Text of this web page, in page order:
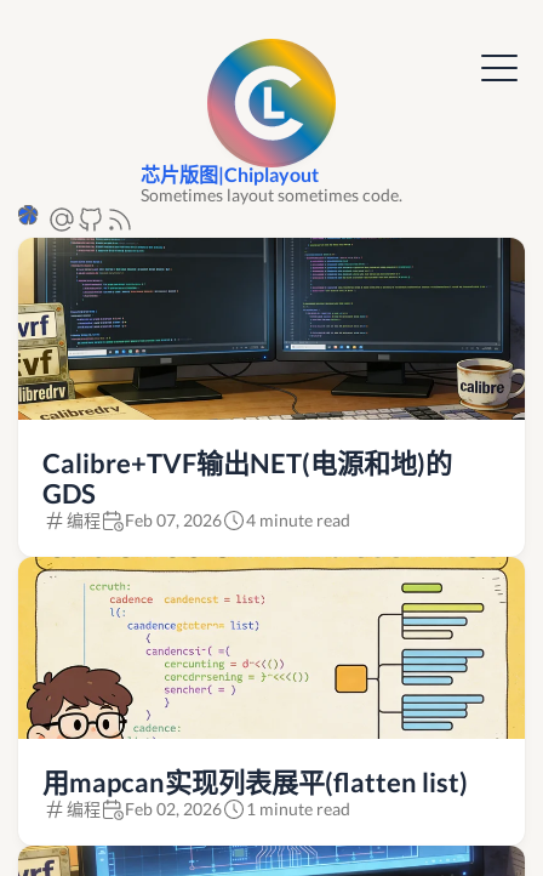
芯片版图|Chiplayout
Sometimes layout sometimes code.
Calibre+TVF输出NET(电源和地)的
GDS
编程 Feb 07, 2026 4 minute read
用mapcan实现列表展平(flatten list)
编程 Feb 02, 2026 1 minute read